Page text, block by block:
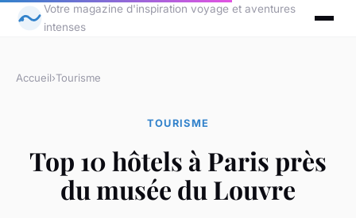
Votre magazine d'inspiration voyage et aventures
intenses
Accueil›Tourisme
TOURISME
Top 10 hôtels à Paris près
du musée du Louvre